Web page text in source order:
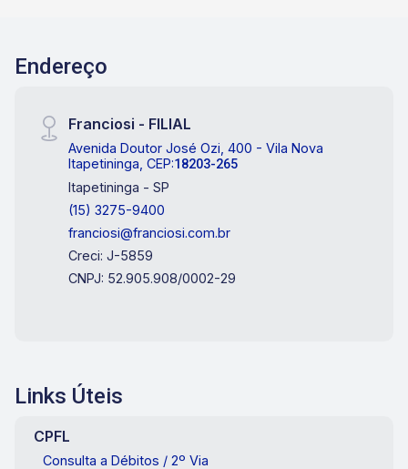
Endereço
Franciosi - FILIAL
Avenida Doutor José Ozi, 400 - Vila Nova
Itapetininga, CEP:18203-265
Itapetininga - SP
(15) 3275-9400
franciosi@franciosi.com.br
Creci: J-5859
CNPJ: 52.905.908/0002-29
Links Úteis
CPFL
Consulta a Débitos / 2º Via